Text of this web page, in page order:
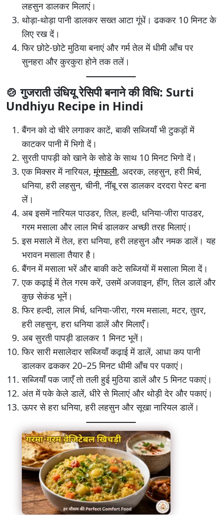
लहसुन डालकर मिलाएं।
थोड़ा-थोड़ा पानी डालकर सख्त आटा गूंधें। ढककर 10 मिनट के
लिए रख दें।
फिर छोटे-छोटे मुठिया बनाएं और गर्म तेल में धीमी आँच पर
सुनहरा और कुरकुरा होने तक तलें।
🍲 गुजराती उंधियू रेसिपी बनाने की विधि: Surti
Undhiyu Recipe in Hindi
बैंगन को दो चीरे लगाकर काटें, बाकी सब्जियाँ भी टुकड़ों में
काटकर पानी में भिगो दें।
सुरती पापड़ी को खाने के सोडे के साथ 10 मिनट भिगो दें।
एक मिक्सर में नारियल,मूंगफली, अदरक, लहसुन, हरी मिर्च,
धनिया, हरी लहसुन, चीनी, नींबू रस डालकर दरदरा पेस्ट बना
लें।
अब इसमें नारियल पाउडर, तिल, हल्दी, धनिया-जीरा पाउडर,
गरम मसाला और लाल मिर्च डालकर अच्छी तरह मिलाएं।
इस मसाले में तेल, हरा धनिया, हरी लहसुन और नमक डालें। यह
भरावन मसाला तैयार है।
बैंगन में मसाला भरें और बाकी कटे सब्जियों में मसाला मिला दें।
एक कढ़ाई में तेल गरम करें, उसमें अजवाइन, हींग, तिल डालें और
कुछ सेकंड भूनें।
फिर हल्दी, लाल मिर्च, धनिया-जीरा, गरम मसाला, मटर, तुवर,
हरी लहसुन, हरा धनिया डालें और मिलाएँ।
अब सुरती पापड़ी डालकर 1 मिनट भूनें।
फिर सारी मसालेदार सब्जियाँ कढ़ाई में डालें, आधा कप पानी
डालकर ढककर 20–25 मिनट धीमी आँच पर पकाएं।
सब्जियाँ पक जाएँ तो तली हुई मुठिया डालें और 5 मिनट पकाएं।
अंत में पके केले डालें, धीरे से मिलाएं और थोड़ी देर और पकाएं।
ऊपर से हरा धनिया, हरी लहसुन और सूखा नारियल डालें।